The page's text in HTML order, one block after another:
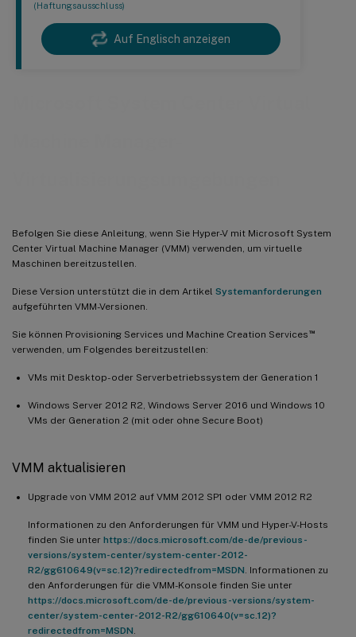
(Haftungsausschluss)
Auf Englisch anzeigen
Befolgen Sie diese Anleitung, wenn Sie Hyper-V mit Microsoft System
Center Virtual Machine Manager (VMM) verwenden, um virtuelle
Maschinen bereitzustellen.
Diese Version unterstützt die in dem Artikel Systemanforderungen
aufgeführten VMM-Versionen.
Sie können Provisioning Services und Machine Creation Services ™
verwenden, um Folgendes bereitzustellen:
VMs mit Desktop- oder Serverbetriebssystem der Generation 1
Windows Server 2012 R2, Windows Server 2016 und Windows 10
VMs der Generation 2 (mit oder ohne Secure Boot)
VMM aktualisieren
Upgrade von VMM 2012 auf VMM 2012 SP1 oder VMM 2012 R2
Informationen zu den Anforderungen für VMM und Hyper-V-Hosts
finden Sie unter https://docs.microsoft.com/de-de/previous-
versions/system-center/system-center-2012-
R2/gg610649(v=sc.12)?redirectedfrom=MSDN . Informationen zu
den Anforderungen für die VMM-Konsole finden Sie unter
https://docs.microsoft.com/de-de/previous-versions/system-
center/system-center-2012-R2/gg610640(v=sc.12)?
redirectedfrom=MSDN